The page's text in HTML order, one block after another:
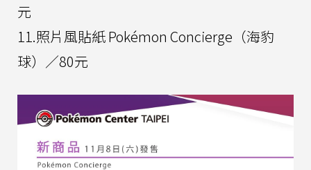
元
11.照片風貼紙 Pokémon Concierge（海豹
球）／80元